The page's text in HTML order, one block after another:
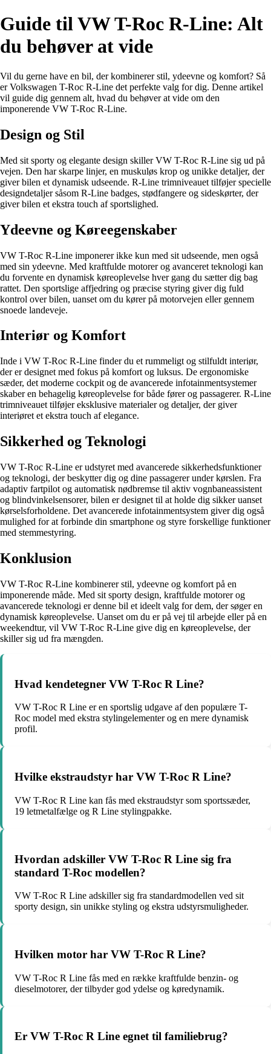
Guide til VW T-Roc R-Line: Alt
du behøver at vide
Vil du gerne have en bil, der kombinerer stil, ydeevne og komfort? Så
er Volkswagen T-Roc R-Line det perfekte valg for dig. Denne artikel
vil guide dig gennem alt, hvad du behøver at vide om den
imponerende VW T-Roc R-Line.
Design og Stil
Med sit sporty og elegante design skiller VW T-Roc R-Line sig ud på
vejen. Den har skarpe linjer, en muskuløs krop og unikke detaljer, der
giver bilen et dynamisk udseende. R-Line trimniveauet tilføjer specielle
designdetaljer såsom R-Line badges, stødfangere og sideskørter, der
giver bilen et ekstra touch af sportslighed.
Ydeevne og Køreegenskaber
VW T-Roc R-Line imponerer ikke kun med sit udseende, men også
med sin ydeevne. Med kraftfulde motorer og avanceret teknologi kan
du forvente en dynamisk køreoplevelse hver gang du sætter dig bag
rattet. Den sportslige affjedring og præcise styring giver dig fuld
kontrol over bilen, uanset om du kører på motorvejen eller gennem
snoede landeveje.
Interiør og Komfort
Inde i VW T-Roc R-Line finder du et rummeligt og stilfuldt interiør,
der er designet med fokus på komfort og luksus. De ergonomiske
sæder, det moderne cockpit og de avancerede infotainmentsystemer
skaber en behagelig køreoplevelse for både fører og passagerer. R-Line
trimniveauet tilføjer eksklusive materialer og detaljer, der giver
interiøret et ekstra touch af elegance.
Sikkerhed og Teknologi
VW T-Roc R-Line er udstyret med avancerede sikkerhedsfunktioner
og teknologi, der beskytter dig og dine passagerer under kørslen. Fra
adaptiv fartpilot og automatisk nødbremse til aktiv vognbaneassistent
og blindvinkelsensorer, bilen er designet til at holde dig sikker uanset
kørselsforholdene. Det avancerede infotainmentsystem giver dig også
mulighed for at forbinde din smartphone og styre forskellige funktioner
med stemmestyring.
Konklusion
VW T-Roc R-Line kombinerer stil, ydeevne og komfort på en
imponerende måde. Med sit sporty design, kraftfulde motorer og
avancerede teknologi er denne bil et ideelt valg for dem, der søger en
dynamisk køreoplevelse. Uanset om du er på vej til arbejde eller på en
weekendtur, vil VW T-Roc R-Line give dig en køreoplevelse, der
skiller sig ud fra mængden.
Hvad kendetegner VW T-Roc R Line?
VW T-Roc R Line er en sportslig udgave af den populære T-
Roc model med ekstra stylingelementer og en mere dynamisk
profil.
Hvilke ekstraudstyr har VW T-Roc R Line?
VW T-Roc R Line kan fås med ekstraudstyr som sportssæder,
19 letmetalfælge og R Line stylingpakke.
Hvordan adskiller VW T-Roc R Line sig fra
standard T-Roc modellen?
VW T-Roc R Line adskiller sig fra standardmodellen ved sit
sporty design, sin unikke styling og ekstra udstyrsmuligheder.
Hvilken motor har VW T-Roc R Line?
VW T-Roc R Line fås med en række kraftfulde benzin- og
dieselmotorer, der tilbyder god ydelse og køredynamik.
Er VW T-Roc R Line egnet til familiebrug?